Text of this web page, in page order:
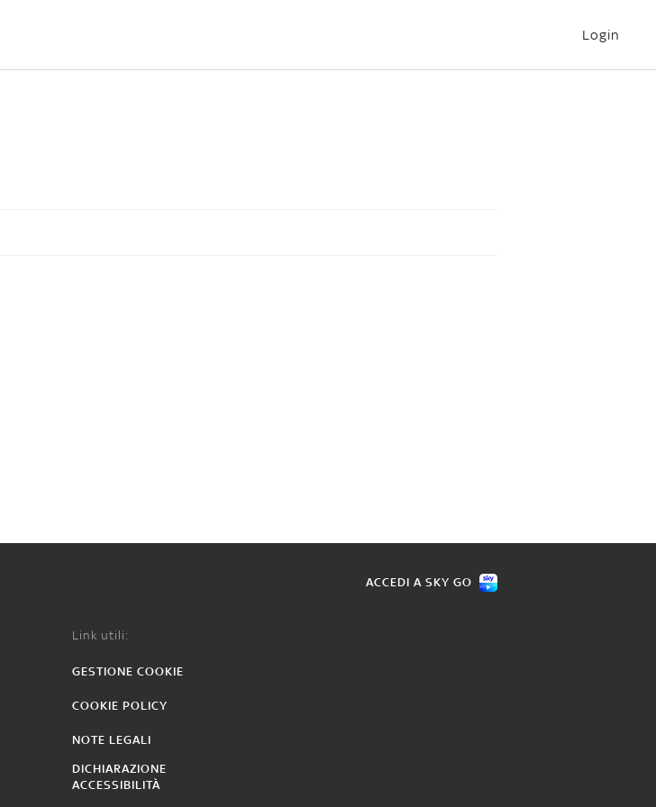
Login
ACCEDI A SKY GO
Link utili:
GESTIONE COOKIE
COOKIE POLICY
NOTE LEGALI
DICHIARAZIONE
ACCESSIBILITÀ